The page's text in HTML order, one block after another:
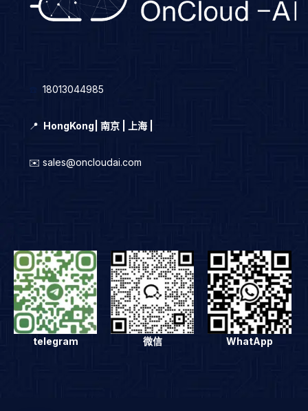
18013044985
📍 HongKong 南京 | 上海 |
✉️ sales@oncloudai.com
telegram 微信 WhatApp